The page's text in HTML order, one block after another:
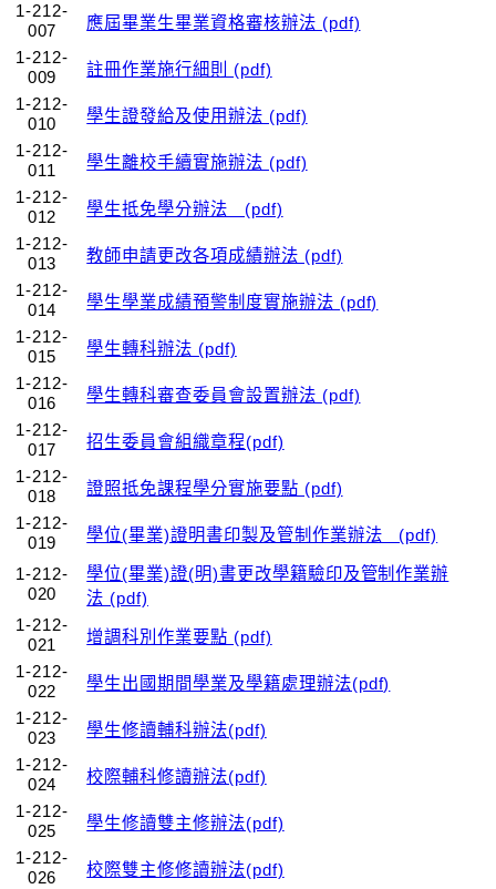
1-212-
007
應屆畢業生畢業資格審核辦法 (pdf)
1-212-
009
註冊作業施行細則 (pdf)
1-212-
010
學生證發給及使用辦法 (pdf)
1-212-
011
學生離校手續實施辦法 (pdf)
1-212-
012
學生抵免學分辦法 (pdf)
1-212-
013
教師申請更改各項成績辦法 (pdf)
1-212-
014
學生學業成績預警制度實施辦法 (pdf)
1-212-
015
學生轉科辦法 (pdf)
1-212-
016
學生轉科審查委員會設置辦法 (pdf)
1-212-
017
招生委員會組織章程(pdf)
1-212-
018
證照抵免課程學分實施要點 (pdf)
1-212-
019
學位(畢業)證明書印製及管制作業辦法 (pdf)
1-212-
020
學位(畢業)證(明)書更改學籍驗印及管制作業辦
法 (pdf)
1-212-
021
增調科別作業要點 (pdf)
1-212-
022
學生出國期間學業及學籍處理辦法(pdf)
1-212-
023
學生修讀輔科辦法(pdf)
1-212-
024
校際輔科修讀辦法(pdf)
1-212-
025
學生修讀雙主修辦法(pdf)
1-212-
026
校際雙主修修讀辦法(pdf)